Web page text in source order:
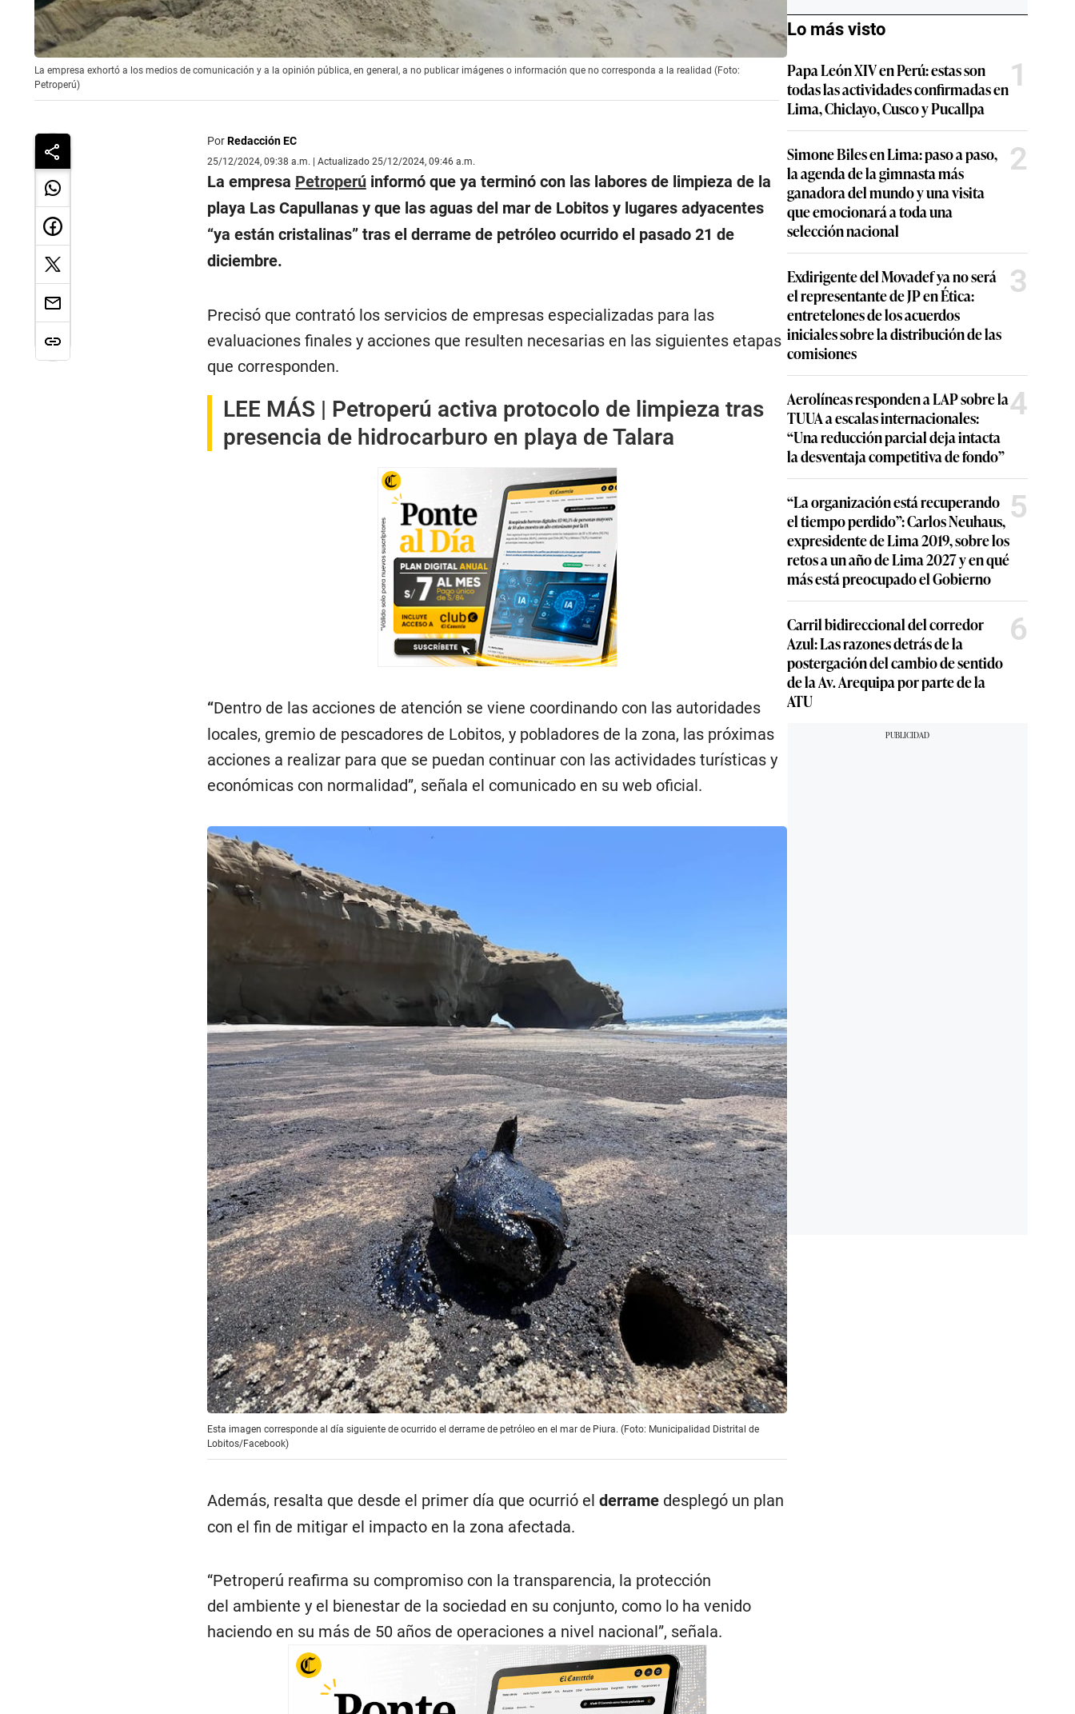
La empresa exhortó a los medios de comunicación y a la opinión pública, en general, a no publicar imágenes o información que no corresponda a la realidad (Foto:
Petroperú)
PorRedacción EC
25/12/2024, 09:38 a.m. | Actualizado 25/12/2024, 09:46 a.m.
La empresa Petroperúinformó que ya terminó con las labores de limpieza de la
playa Las Capullanas y que las aguas del mar de Lobitos y lugares adyacentes
“ya están cristalinas” tras el derrame de petróleo ocurrido el pasado 21 de
diciembre.
Precisó que contrató los servicios de empresas especializadas para las
evaluaciones finales y acciones que resulten necesarias en las siguientes etapas
que corresponden.
LEE MÁS | Petroperú activa protocolo de limpieza tras
presencia de hidrocarburo en playa de Talara
“Dentro de las acciones de atención se viene coordinando con las autoridades
locales, gremio de pescadores de Lobitos, y pobladores de la zona, las próximas
acciones a realizar para que se puedan continuar con las actividades turísticas y
económicas con normalidad”, señala el comunicado en su web oficial.
Esta imagen corresponde al día siguiente de ocurrido el derrame de petróleo en el mar de Piura. (Foto: Municipalidad Distrital de
Lobitos/Facebook)
Además, resalta que desde el primer día que ocurrió el derramedesplegó un plan
con el fin de mitigar el impacto en la zona afectada.
“Petroperú reafirma su compromiso con la transparencia, la protección
del ambiente y el bienestar de la sociedad en su conjunto, como lo ha venido
haciendo en su más de 50 años de operaciones a nivel nacional”, señala.
Lo más visto
Papa León XIV en Perú: estas son
todas las actividades confirmadas en
Lima, Chiclayo, Cusco y Pucallpa
1
Simone Biles en Lima: paso a paso,
la agenda de la gimnasta más
ganadora del mundo y una visita
que emocionará a toda una
selección nacional
2
Exdirigente del Movadef ya no será
el representante de JP en Ética:
entretelones de los acuerdos
iniciales sobre la distribución de las
comisiones
3
Aerolíneas responden a LAP sobre la
TUUA a escalas internacionales:
“Una reducción parcial deja intacta
la desventaja competitiva de fondo”
4
“La organización está recuperando
el tiempo perdido”: Carlos Neuhaus,
expresidente de Lima 2019, sobre los
retos a un año de Lima 2027 y en qué
más está preocupado el Gobierno
5
Carril bidireccional del corredor
Azul: Las razones detrás de la
postergación del cambio de sentido
de la Av. Arequipa por parte de la
ATU
6